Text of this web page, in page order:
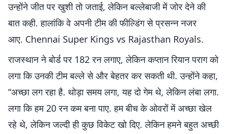
उन्होंने जीत पर खुशी तो जताई, लेकिन बल्लेबाजी में जोर देने की
बात कही. हालांकि वे अपनी टीम की फील्डिंग से प्रसन्न नजर
आए. Chennai Super Kings vs Rajasthan Royals.
राजस्थान ने बोर्ड पर 182 रन लगाए, लेकिन कप्तान रियान पराग को
लगा कि उनकी टीम बल्ले से और बेहतर कर सकती थी. उन्होंने कहा,
“अच्छा लग रहा है. थोड़ा समय लगा, यह दो गेम थे, लेकिन लंबा लगा.
लगा कि हम 20 रन कम बना पाए. हम बीच के ओवरों में अच्छा खेल
रहे थे, लेकिन जल्दी ही कुछ विकेट खो दिए. लेकिन हमने बहुत अच्छी